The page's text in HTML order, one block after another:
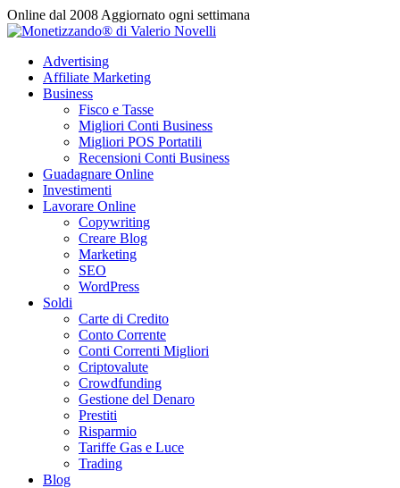
Vai
al
Online dal 2008 Aggiornato ogni settimana
Advertising
Affiliate Marketing
Business
Fisco e Tasse
Migliori Conti Business
Migliori POS Portatili
Recensioni Conti Business
Guadagnare Online
Investimenti
Lavorare Online
Copywriting
Creare Blog
Marketing
SEO
WordPress
Soldi
Carte di Credito
Conto Corrente
Conti Correnti Migliori
Criptovalute
Crowdfunding
Gestione del Denaro
Prestiti
Risparmio
Tariffe Gas e Luce
Trading
Blog